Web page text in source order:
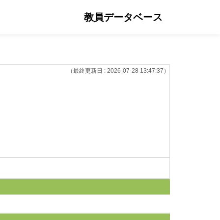
教員データベース
（最終更新日 : 2026-07-28 13:47:37）